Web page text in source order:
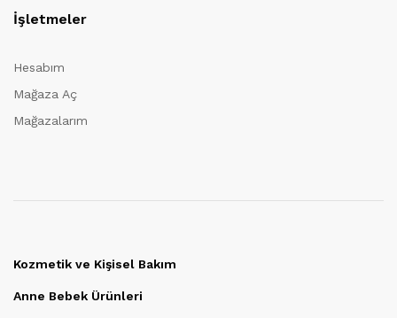
İşletmeler
Hesabım
Mağaza Aç
Mağazalarım
Kozmetik ve Kişisel Bakım
Anne Bebek Ürünleri